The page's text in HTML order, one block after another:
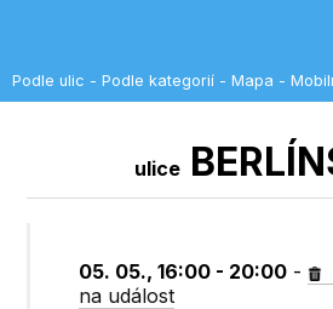
Podle ulic - Podle kategorií - Mapa -
ulice
05. 05., 16:00 - 20:00 -
na událost